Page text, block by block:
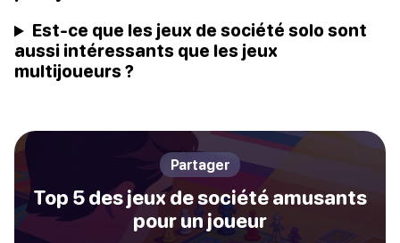
Est-ce que les jeux de société solo sont
aussi intéressants que les jeux
multijoueurs ?
Partager
Top 5 des jeux de société amusants
pour un joueur